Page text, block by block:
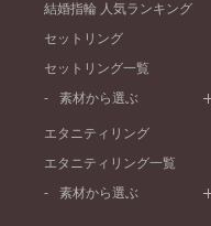
ラインメレ
モード
エレガント
ゴージャス
20万円～30万円
10万円～20万円
結婚指輪 人気ランキング
セットリング
セットリング一覧
素材から選ぶ
プラチナ
ペールブラウンゴールド
エタニティリング
エタニティリング一覧
素材から選ぶ